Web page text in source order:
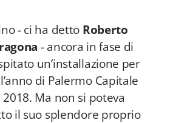
- ci ha detto Roberto
- ancora in fase di
un’installazione per
di Palermo Capitale
Ma non si poteva
il suo splendore proprio